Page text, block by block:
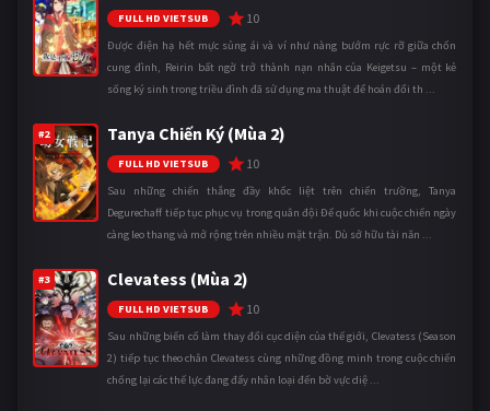
FULL HD VIETSUB 10
Được điện hạ hết mực sủng ái và ví như nàng bướm rực rỡ giữa chốn
cung đình, Reirin bất ngờ trở thành nạn nhân của Keigetsu – một kẻ
sống ký sinh trong triều đình đã sử dụng ma thuật để hoán đổi th ...
#2 Tanya Chiến Ký (Mùa 2)
FULL HD VIETSUB 10
Sau những chiến thắng đầy khốc liệt trên chiến trường, Tanya
Degurechaff tiếp tục phục vụ trong quân đội Đế quốc khi cuộc chiến ngày
càng leo thang và mở rộng trên nhiều mặt trận. Dù sở hữu tài năn ...
#3 Clevatess (Mùa 2)
FULL HD VIETSUB 10
Sau những biến cố làm thay đổi cục diện của thế giới, Clevatess (Season
2) tiếp tục theo chân Clevatess cùng những đồng minh trong cuộc chiến
chống lại các thế lực đang đẩy nhân loại đến bờ vực diệ ...